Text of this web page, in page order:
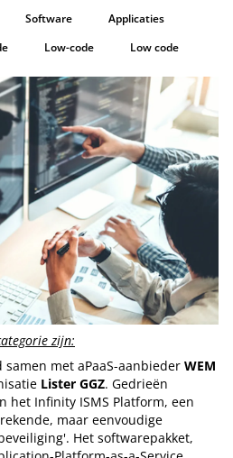
Software
Applicaties
Low-code Low code
zijn:
met aPaaS-aanbieder WEM
Lister GGZ. Gedrieën
het Infinity ISMS Platform, een
maar eenvoudige
Het softwarepakket,